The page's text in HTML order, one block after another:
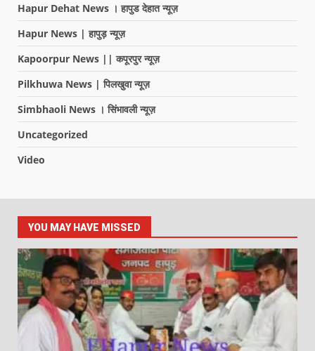
Hapur Dehat News । हापुड देहात न्यूज़
Hapur News | हापुड़ न्यूज़
Kapoorpur News || कपूरपुर न्यूज़
Pilkhuwa News | पिलखुवा न्यूज़
Simbhaoli News । सिंभावली न्यूज़
Uncategorized
Video
YOU MAY HAVE MISSED